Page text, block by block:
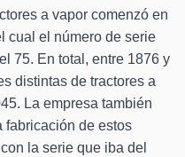
a vapor comenzó en
cual el número de serie
75. En total, entre 1876 y
distintas de tractores a
La empresa también
fabricación de estos
la serie que iba del